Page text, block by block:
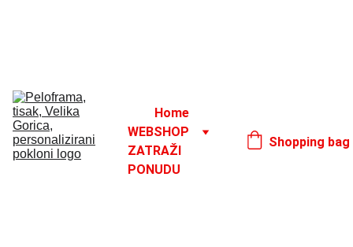
Home
WEBSHOP
ZATRAŽI
PONUDU
Shopping bag